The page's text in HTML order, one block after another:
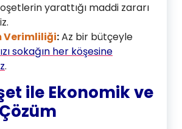
yarattığı maddi zararı
Verimliliği:Az bir bütçeyle
sokağın her köşesine
.
ile Ekonomik ve